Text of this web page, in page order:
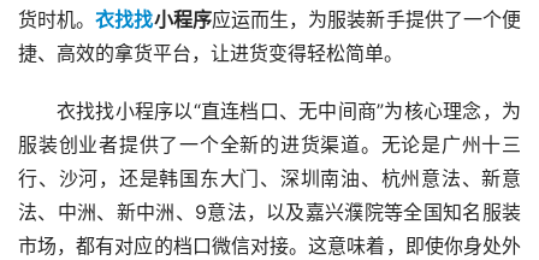
货时机。衣找找小程序应运而生，为服装新手提供了一个便
捷、高效的拿货平台，让进货变得轻松简单。
衣找找小程序以“直连档口、无中间商”为核心理念，为
服装创业者提供了一个全新的进货渠道。无论是广州十三
行、沙河，还是韩国东大门、深圳南油、杭州意法、新意
法、中洲、新中洲、9意法，以及嘉兴濮院等全国知名服装
市场，都有对应的档口微信对接。这意味着，即使你身处外